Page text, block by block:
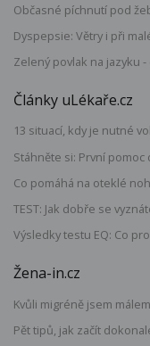
Občasné píchnutí pod
Dyspepsie: Větry i při
Zelený povlak na jazyku
Články uLékaře.cz
13 situací, kdy je nutné
Stáhněte si: První pomoc
Co pomáhá na oteklé
TEST: Jak dobře se
Výsledky testu EQ: Co
Žena-in.cz
Kvůli migréně jsem
Pět tipů, jak začít